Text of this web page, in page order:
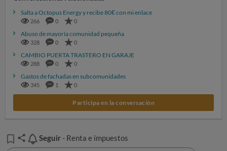
Salta a Octopus Energy y recibe 80€ con mi enlace
266 0 0
Abuso de mayoría comunidad pequeña
328 0 0
CAMBIO PUERTA TRASTERO EN GARAJE
288 0 0
Gastos de fachadas en subcomunidades
345 1 0
Participa en la conversación
Seguir
Seguir - Renta e impuestos